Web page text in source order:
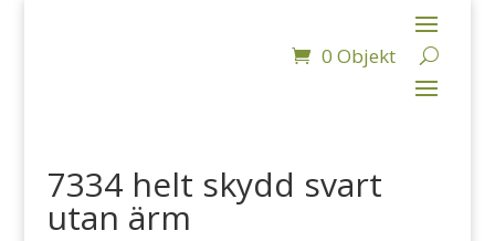
0 Objekt
7334 helt skydd svart
utan ärm